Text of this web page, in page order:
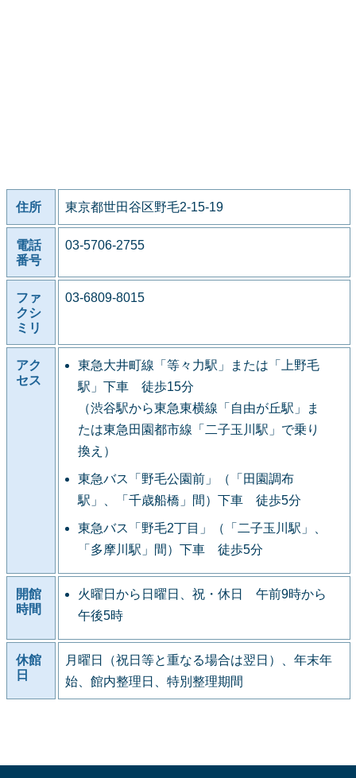
住所 東京都世田谷区野毛2-15-19
電話
番号
03-5706-2755
ファ
クシ
ミリ
03-6809-8015
アク
セス
東急大井町線「等々力駅」または「上野毛
駅」下車 徒歩15分
（渋谷駅から東急東横線「自由が丘駅」ま
たは東急田園都市線「二子玉川駅」で乗り
換え）
東急バス「野毛公園前」（「田園調布
駅」、「千歳船橋」間）下車 徒歩5分
東急バス「野毛2丁目」（「二子玉川駅」、
「多摩川駅」間）下車 徒歩5分
開館
時間
火曜日から日曜日、祝・休日 午前9時から
午後5時
休館
日
月曜日（祝日等と重なる場合は翌日）、年末年
始、館内整理日、特別整理期間